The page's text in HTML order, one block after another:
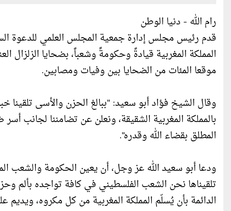
رام الله - دنيا الوطن
قدم رئيس مجلس إدارة جمعية المجلس العلمي للدعوة
المملكة المغربية قيادةً وحكومةً وشعباً، بضحايا
موقعا المئات من الضحايا بين وفيات ومصابين.
وقال الشيخ فؤاد أبو سعيد: "ببالغ الحزن والأسى تلقينا
بالمملكة المغربية الشقيقة، ونعلن عن تضامننا لجانب
المطلق بقضاء الله وقدره".
ودعا أبو سعيد الله عز وجل، أن يعين الحكومة والشعب
تلقيناها نحن الشعب الفلسطيني في كافة تواجده بألم
الدائمة بأن يُسلّم المملكة المغربية من كل مكروه، ويديم